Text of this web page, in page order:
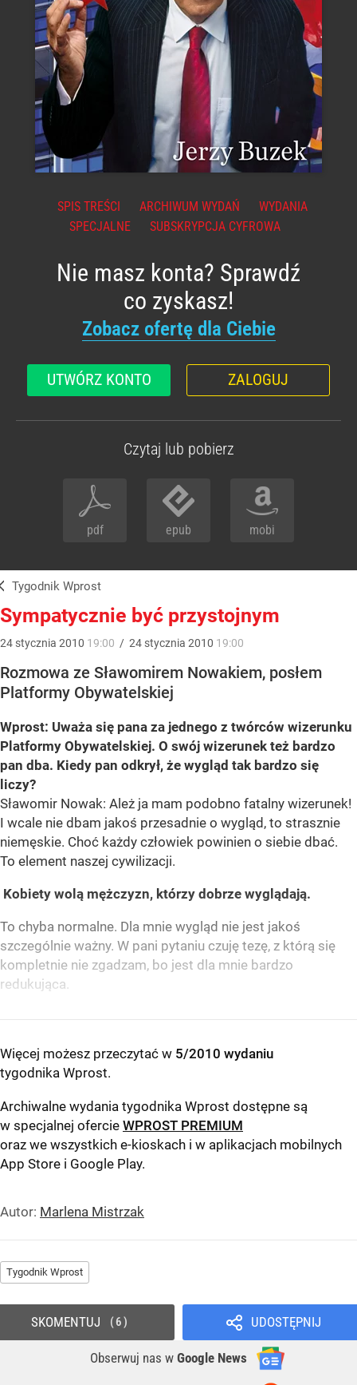
SPIS TREŚCI ARCHIWUM WYDAŃ
WYDANIA
SPECJALNE
SUBSKRYPCJA CYFROWA
Nie masz konta? Sprawdź
co zyskasz!
Zobacz ofertę dla Ciebie
UTWÓRZ KONTO ZALOGUJ
Czytaj lub pobierz
pdf epub mobi
Tygodnik Wprost
Sympatycznie być przystojnym
24 stycznia 2010 19:00 / 24 stycznia 2010 19:00
Rozmowa ze Sławomirem Nowakiem, posłem
Platformy Obywatelskiej
Wprost: Uważa się pana za jednego z twórców wizerunku
Platformy Obywatelskiej. O swój wizerunek też bardzo
pan dba. Kiedy pan odkrył, że wygląd tak bardzo się
liczy?
Sławomir Nowak: Ależ ja mam podobno fatalny wizerunek!
I wcale nie dbam jakoś przesadnie o wygląd, to strasznie
niemęskie. Choć każdy człowiek powinien o siebie dbać.
To element naszej cywilizacji.
Kobiety wolą mężczyzn, którzy dobrze wyglądają.
To chyba normalne. Dla mnie wygląd nie jest jakoś
szczególnie ważny. W pani pytaniu czuję tezę, z którą się
kompletnie nie zgadzam, bo jest dla mnie bardzo
redukująca.
Więcej możesz przeczytać w 5/2010 wydaniu
tygodnika Wprost.
Archiwalne wydania tygodnika Wprost dostępne są
w specjalnej ofercie WPROST PREMIUM
oraz we wszystkich e-kioskach i w aplikacjach mobilnych
App Store i Google Play.
Autor: Marlena Mistrzak
Tygodnik Wprost
UDOSTĘPNIJ
Obserwuj nas w Google News
SKOMENTUJ 6